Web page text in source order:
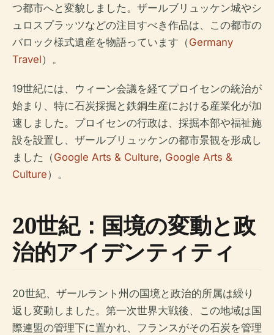
つ都市へと変貌しました。ザールブリュッケン城やシ
ュロスプラッツなどの注目すべき作品は、この都市の
バロック様式遺産を物語っています（Germany
Travel）。
19世紀には、ウィーン会議を経てプロイセンの統治が
始まり、特に石炭採掘と鉄鋼生産における産業化が加
速しました。プロイセンの行政は、採掘本部や福祉施
設を設置し、ザールブリュッケンの都市景観を形成し
ました（Google Arts & Culture, Google Arts &
Culture）。
20世紀：国境の変動と政
治的アイデンティティ
20世紀、ザールラント州の国境と政治的所属は繰り
返し変動しました。第一次世界大戦後、この地域は国
際連盟の管理下に置かれ、フランスがその石炭を管理